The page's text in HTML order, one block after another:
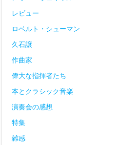
レビュー
ロベルト・シューマン
久石譲
作曲家
偉大な指揮者たち
本とクラシック音楽
演奏会の感想
特集
雑感